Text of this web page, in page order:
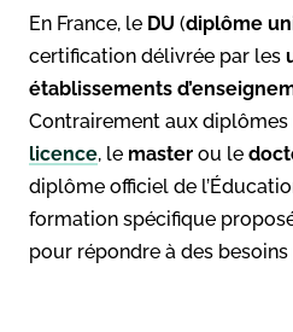
En France, le DU (diplôme
certification délivrée par les
établissements
Contrairement aux
licence, le master ou le
diplôme officiel de
formation spécifique
pour répondre à des